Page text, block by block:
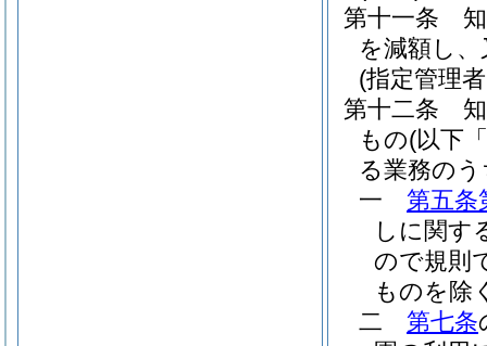
第十一条
を減額し
(指定管理
第十二条
もの(以下
る業務の
一
第五条
しに関す
ので規則
ものを除
二
第七条